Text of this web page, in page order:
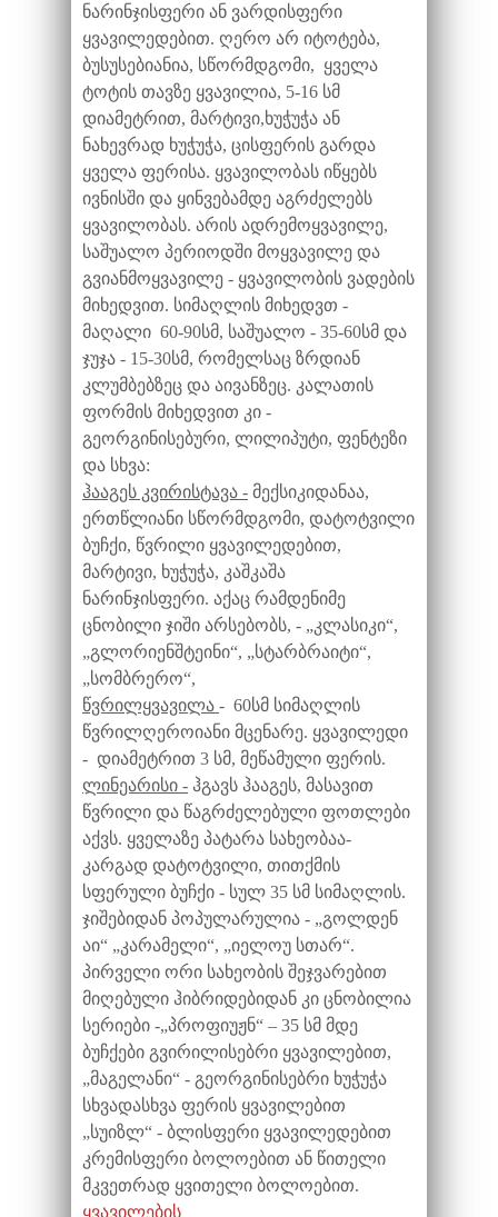
ნარინჯისფერი ან ვარდისფერი
ყვავილედებით. ღერო არ იტოტება,
ბუსუსებიანია, სწორმდგომი, ყველა
ტოტის თავზე ყვავილია, 5-16 სმ
დიამეტრით, მარტივი,ხუჭუჭა ან
ნახევრად ხუჭუჭა, ცისფერის გარდა
ყველა ფერისა. ყვავილობას იწყებს
ივნისში და ყინვებამდე აგრძელებს
ყვავილობას. არის ადრემოყვავილე,
საშუალო პერიოდში მოყვავილე და
გვიანმოყვავილე - ყვავილობის ვადების
მიხედვით. სიმაღლის მიხედვთ -
მაღალი 60-90სმ, საშუალო - 35-60სმ და
ჯუჯა - 15-30სმ, რომელსაც ზრდიან
კლუმბებზეც და აივანზეც. კალათის
ფორმის მიხედვით კი -
გეორგინისებური, ლილიპუტი, ფენტეზი
და სხვა:
ჰააგეს კვირისტავა - მექსიკიდანაა,
ერთწლიანი სწორმდგომი, დატოტვილი
ბუჩქი, წვრილი ყვავილედებით,
მარტივი, ხუჭუჭა, კაშკაშა
ნარინჯისფერი. აქაც რამდენიმე
ცნობილი ჯიში არსებობს, - „კლასიკი“,
„გლორიენშტეინი“, „სტარბრაიტი“,
„სომბრერო“,
წვრილყვავილა - 60სმ სიმაღლის
წვრილღეროიანი მცენარე. ყვავილედი
- დიამეტრით 3 სმ, მეწამული ფერის.
ლინეარისი - ჰგავს ჰააგეს, მასავით
წვრილი და წაგრძელებული ფოთლები
აქვს. ყველაზე პატარა სახეობაა-
კარგად დატოტვილი, თითქმის
სფერული ბუჩქი - სულ 35 სმ სიმაღლის.
ჯიშებიდან პოპულარულია - „გოლდენ
აი“ „კარამელი“, „იელოუ სთარ“.
პირველი ორი სახეობის შეჯვარებით
მიღებული ჰიბრიდებიდან კი ცნობილია
სერიები -„პროფიუჟნ“ – 35 სმ მდე
ბუჩქები გვირილისებრი ყვავილებით,
„მაგელანი“ - გეორგინისებრი ხუჭუჭა
სხვადასხვა ფერის ყვავილებით
„სუიზლ“ - ბლისფერი ყვავილედებით
კრემისფერი ბოლოებით ან წითელი
მკვეთრად ყვითელი ბოლოებით.
ყვავილების